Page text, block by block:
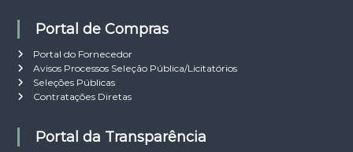
Portal de Compras
Portal do Fornecedor
Avisos Processos Seleção Pública/Licitatórios
Seleções Públicas
Contratações Diretas
Portal da Transparência